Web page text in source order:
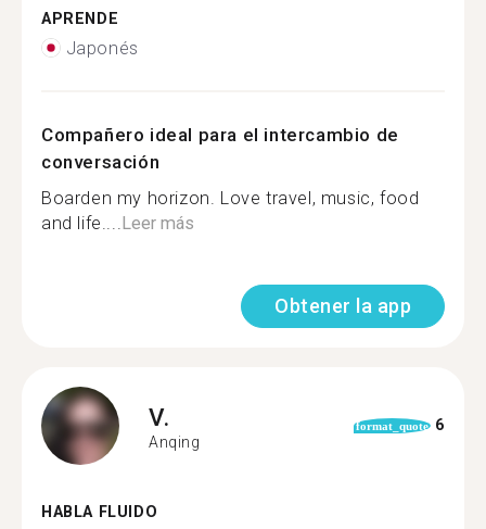
APRENDE
Japonés
Compañero ideal para el intercambio de
conversación
Boarden my horizon. Love travel, music, food
and life.... Leer más
Obtener la app
V.
Anqing
format_quote 6
HABLA FLUIDO